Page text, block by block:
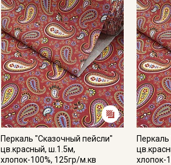
Перкаль "Сказочный пейсли"
цв.красный, ш.1.5м,
хлопок-100%, 125гр/м.кв
хлопок-